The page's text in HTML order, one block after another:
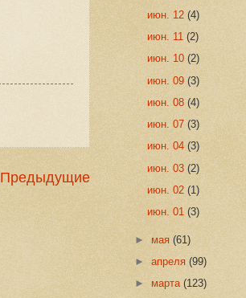
Предыдущие
июн. 12 (4)
июн. 11 (2)
июн. 10 (2)
июн. 09 (3)
июн. 08 (4)
июн. 07 (3)
июн. 04 (3)
июн. 03 (2)
июн. 02 (1)
июн. 01 (3)
►мая(61)
►апреля(99)
►марта(123)